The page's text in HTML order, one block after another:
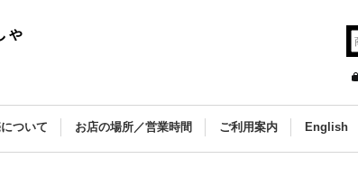
ゃ
ついて お店の場所／営業時間 ご利用案内 English